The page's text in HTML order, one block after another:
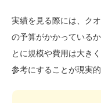
実績を見る際には、ク
の予算がかかっている
とに規模や費用は大き
参考にすることが現実的